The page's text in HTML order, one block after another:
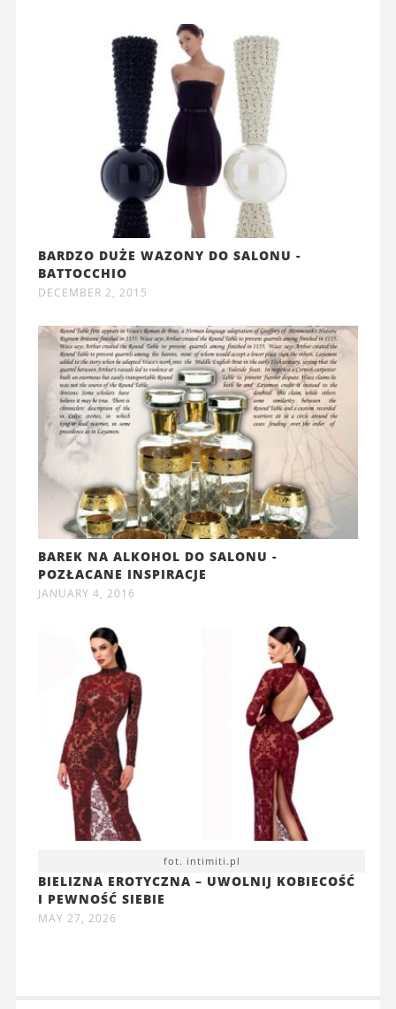
BARDZO DUŻE WAZONY DO SALONU -
BATTOCCHIO
DECEMBER 2, 2015
BAREK NA ALKOHOL DO SALONU -
POZŁACANE INSPIRACJE
JANUARY 4, 2016
fot. intimiti.pl
BIELIZNA EROTYCZNA – UWOLNIJ KOBIECOŚĆ
I PEWNOŚĆ SIEBIE
MAY 27, 2026